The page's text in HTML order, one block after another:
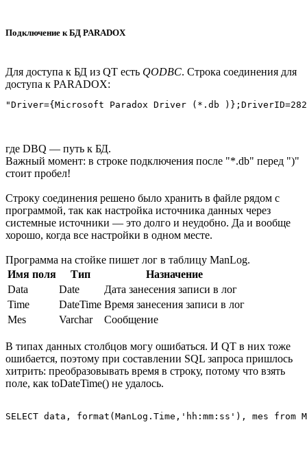
Подключение к БД PARADOX
Для доступа к БД из QT есть QODBC. Строка соединения для
доступа к PARADOX:
где DBQ — путь к БД.
Важный момент: в строке подключения после "*.db" перед ")"
стоит пробел!
Строку соединения решено было хранить в файле рядом с
программой, так как настройка источника данных через
системные источники — это долго и неудобно. Да и вообще
хорошо, когда все настройки в одном месте.
Программа на стойке пишет лог в таблицу ManLog.
Имя поля
Тип
Назначение
Data
Date
Дата занесения записи в лог
Time
DateTime Время занесения записи в лог
Mes
Varchar Сообщение
В типах данных столбцов могу ошибаться. И QT в них тоже
ошибается, поэтому при составлении SQL запроса пришлось
хитрить: преобразовывать время в строку, потому что взять
поле, как toDateTime() не удалось.
SELECT data, format(ManLog.Time,'hh:mm:ss'), mes from